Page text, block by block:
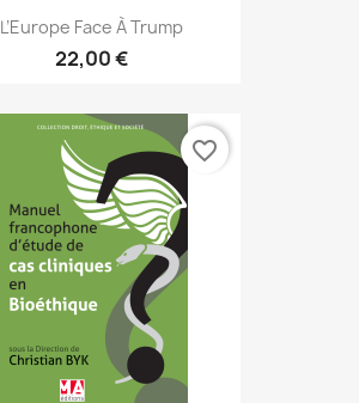
L’Europe Face À Trump
22,00 €
favorite_border